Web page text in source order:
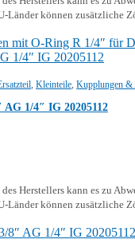
Länder können zusätzliche
, Kleinteile, Kupplungen &
1/4″ IG 20205112
Herstellers kann es zu
Länder können zusätzliche